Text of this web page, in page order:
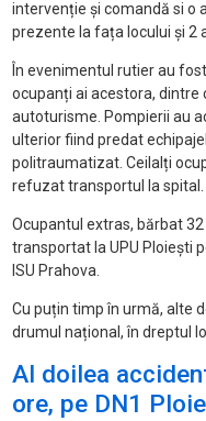
intervenție și comandă si o
prezente la fața locului și 2
În evenimentul rutier au
ocupanți ai acestora, dintre
autoturisme. Pompierii au
ulterior fiind predat
politraumatizat. Ceilalți
refuzat transportul la spital.
Ocupantul extras, bărbat
transportat la UPU Ploiești
ISU Prahova.
Cu puțin timp în urmă, alte
drumul național, în dreptul
Al doilea
ore, pe DN1